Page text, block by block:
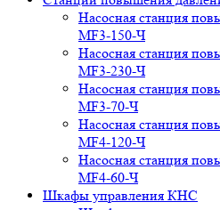
Насосная станция
MF3-150-Ч
Насосная станция
MF3-230-Ч
Насосная станция
MF3-70-Ч
Насосная станция
MF4-120-Ч
Насосная станция
MF4-60-Ч
Шкафы управления КНС